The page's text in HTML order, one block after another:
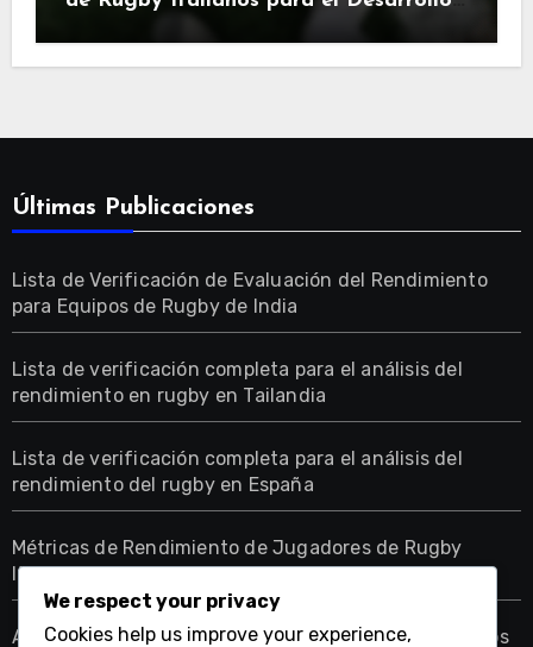
Últimas Publicaciones
Lista de Verificación de Evaluación del Rendimiento
para Equipos de Rugby de India
Lista de verificación completa para el análisis del
rendimiento en rugby en Tailandia
Lista de verificación completa para el análisis del
rendimiento del rugby en España
Métricas de Rendimiento de Jugadores de Rugby
Italianos para el Desarrollo Juvenil
Análisis de Posiciones de Jugadores de Rugby Checos
We respect your privacy
Cookies help us improve your experience,